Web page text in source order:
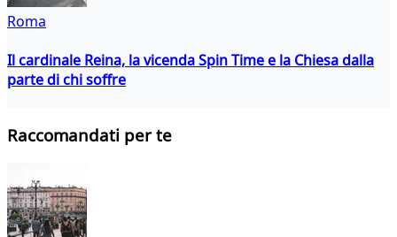
Roma
Il cardinale Reina, la vicenda Spin Time e la Chiesa dalla
parte di chi soffre
Raccomandati per te